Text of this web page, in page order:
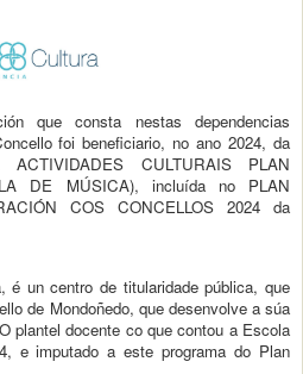
que consta nestas dependencias
foi beneficiario, no ano 2024, da
CULTURAIS PLAN
DE MÚSICA), incluída no PLAN
COS CONCELLOS 2024 da
é un centro de titularidade pública, que
de Mondoñedo, que desenvolve a súa
plantel docente co que contou a Escola
e imputado a este programa do Plan